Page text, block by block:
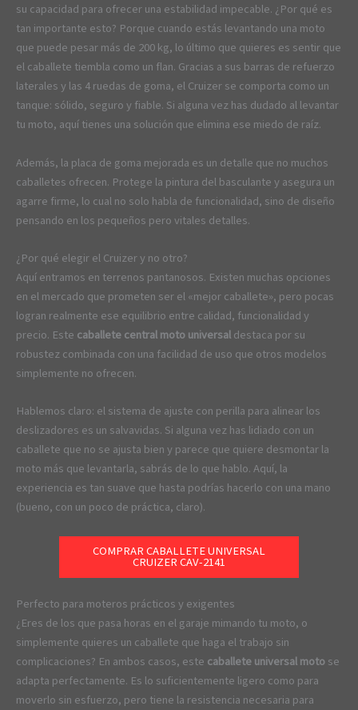
su capacidad para ofrecer una estabilidad impecable. ¿Por qué es
tan importante esto? Porque cuando estás levantando una moto
que puede pesar más de 200 kg, lo último que quieres es sentir que
el caballete tiembla como un flan. Gracias a sus barras de refuerzo
laterales y las 4 ruedas de goma, el Cruizer se comporta como un
tanque: sólido, seguro y fiable. Si alguna vez has dudado al levantar
tu moto, aquí tienes una solución que elimina ese miedo de raíz.
Además, la placa de goma mejorada es un detalle que no muchos
caballetes ofrecen. Protege la pintura del basculante y asegura un
agarre firme, lo cual no solo habla de funcionalidad, sino de diseño
pensando en los pequeños pero vitales detalles.
¿Por qué elegir el Cruizer y no otro?
Aquí entramos en terrenos pantanosos. Existen muchas opciones
en el mercado que prometen ser el «mejor caballete», pero pocas
logran realmente ese equilibrio entre calidad, funcionalidad y
precio. Este caballete central moto universaldestaca por su
robustez combinada con una facilidad de uso que otros modelos
simplemente no ofrecen.
Hablemos claro: el sistema de ajuste con perilla para alinear los
deslizadores es un salvavidas. Si alguna vez has lidiado con un
caballete que no se ajusta bien y parece que quiere desmontar la
moto más que levantarla, sabrás de lo que hablo. Aquí, la
experiencia es tan suave que hasta podrías hacerlo con una mano
(bueno, con un poco de práctica, claro).
COMPRAR CABALLETE UNIVERSAL
CRUIZER CAV-2141
Perfecto para moteros prácticos y exigentes
¿Eres de los que pasa horas en el garaje mimando tu moto, o
simplemente quieres un caballete que haga el trabajo sin
complicaciones? En ambos casos, este caballete universal motose
adapta perfectamente. Es lo suficientemente ligero como para
moverlo sin esfuerzo, pero tiene la resistencia necesaria para